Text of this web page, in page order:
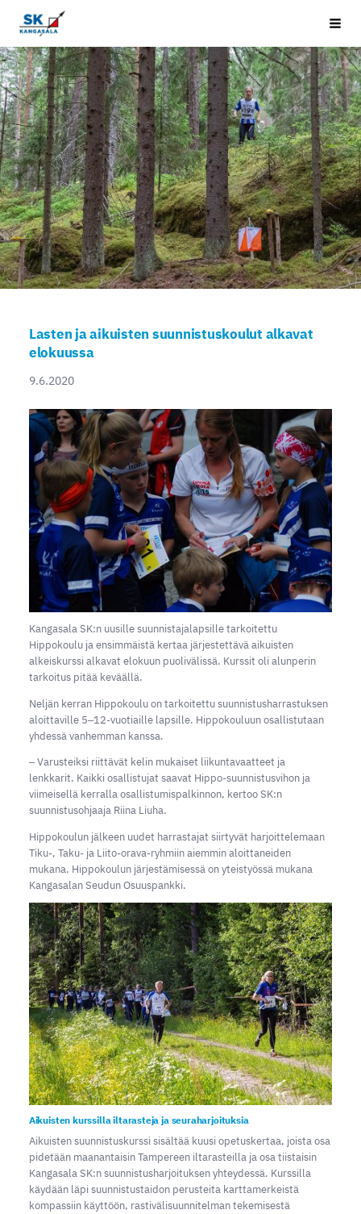
Siirry
sivun
sisältöön
Kangasala SK
Lasten ja aikuisten suunnistuskoulut alkavat
elokuussa
9.6.2020
Kangasala SK:n uusille suunnistajalapsille tarkoitettu
Hippokoulu ja ensimmäistä kertaa järjestettävä aikuisten
alkeiskurssi alkavat elokuun puolivälissä. Kurssit oli alunperin
tarkoitus pitää keväällä.
Neljän kerran Hippokoulu on tarkoitettu suunnistusharrastuksen
aloittaville 5‒12-vuotiaille lapsille. Hippokouluun osallistutaan
yhdessä vanhemman kanssa.
‒ Varusteiksi riittävät kelin mukaiset liikuntavaatteet ja
lenkkarit. Kaikki osallistujat saavat Hippo-suunnistusvihon ja
viimeisellä kerralla osallistumispalkinnon, kertoo SK:n
suunnistusohjaaja Riina Liuha.
Hippokoulun jälkeen uudet harrastajat siirtyvät harjoittelemaan
Tiku-, Taku- ja Liito-orava-ryhmiin aiemmin aloittaneiden
mukana. Hippokoulun järjestämisessä on yteistyössä mukana
Kangasalan Seudun Osuuspankki.
Aikuisten kurssilla iltarasteja ja seuraharjoituksia
Aikuisten suunnistuskurssi sisältää kuusi opetuskertaa, joista osa
pidetään maanantaisin Tampereen iltarasteilla ja osa tiistaisin
Kangasala SK:n suunnistusharjoituksen yhteydessä. Kurssilla
käydään läpi suunnistustaidon perusteita karttamerkeistä
kompassiin käyttöön, rastivälisuunnitelman tekemisestä